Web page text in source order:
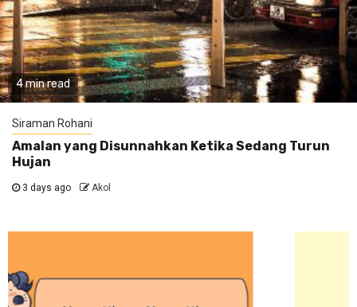
4 min read
Siraman Rohani
Amalan yang Disunnahkan Ketika Sedang Turun
Hujan
3 days ago Akol